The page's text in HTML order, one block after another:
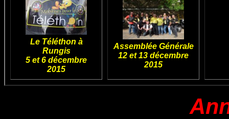
Le Téléthon à
Rungis
5 et 6 décembre
2015
Assemblée Générale
12 et 13 décembre
2015